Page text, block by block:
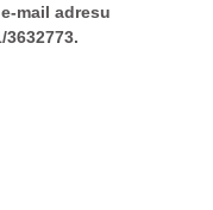
mail adresu